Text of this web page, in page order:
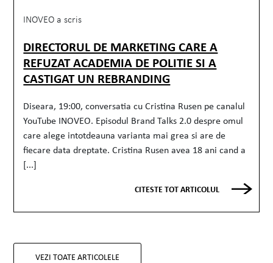
INOVEO a scris
DIRECTORUL DE MARKETING CARE A
REFUZAT ACADEMIA DE POLITIE SI A
CASTIGAT UN REBRANDING
Diseara, 19:00, conversatia cu Cristina Rusen pe canalul
YouTube INOVEO. Episodul Brand Talks 2.0 despre omul
care alege intotdeauna varianta mai grea si are de
fiecare data dreptate. Cristina Rusen avea 18 ani cand a
[...]
CITESTE TOT ARTICOLUL
VEZI TOATE ARTICOLELE